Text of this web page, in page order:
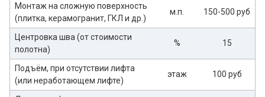
Монтаж на сложную поверхность
(плитка, керамогранит, ГКЛ и др.)
м.п. 150-500 руб
Центровка шва (от стоимости
полотна)
% 15
Подъём, при отсутствии лифта
(или неработающем лифте)
этаж 100 руб